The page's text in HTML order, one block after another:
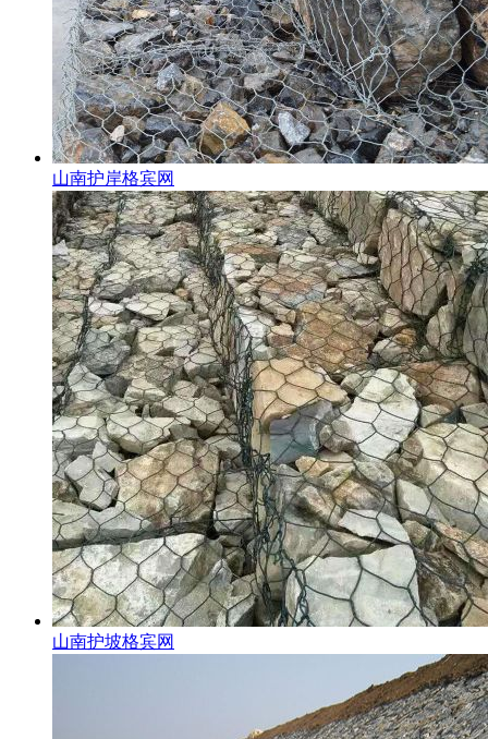
山南护岸格宾网
山南护坡格宾网